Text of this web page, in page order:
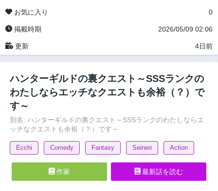
お気に入り 0
掲載時期 2026/05/09 02:06
更新 4日前
ハンターギルドの裏クエスト～SSSランクの
わたしならエッチなクエストも余裕（？）で
す～
別名: ハンターギルドの裏クエスト～SSSランクのわたしならエ
ッチなクエストも余裕（？）です～
Ecchi Comedy Fantasy Seinen Action
作家 最新話を読む